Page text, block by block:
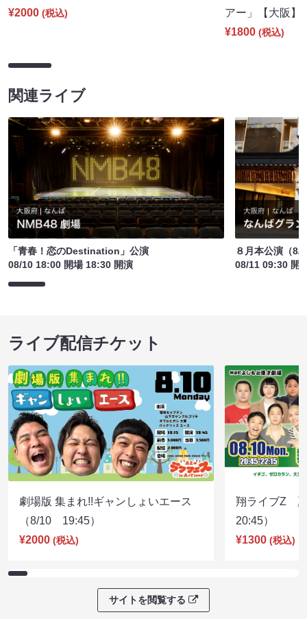
¥2000 (税込)
アー」【大阪
¥1800 (税込)
関連ライブ
「青春！恋のDestination」公演
08/10 18:00 開場 18:30 開演
８月本公演（8/
08/11 09:30 開
ライブ配信チケット
劇場版 集まれ!!ギャンしょいエース
（8/10 19:45）
¥2000 (税込)
翔ライブZ
20:45）
¥1300 (税込)
サイトを閲覧する